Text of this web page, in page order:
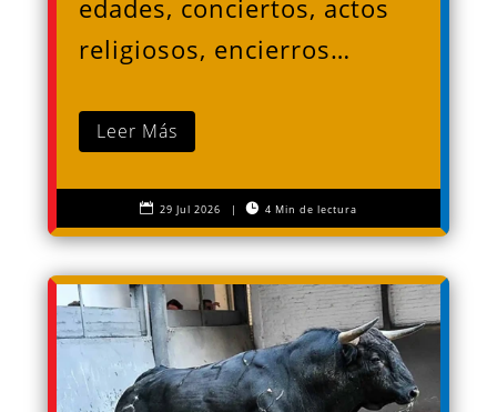
edades, conciertos, actos
religiosos, encierros…
Leer Más
 29 Jul 2026 |  4 Min de lectura